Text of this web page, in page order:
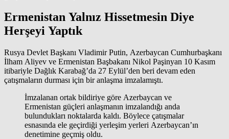
Ermenistan Yalnız Hissetmesin Diye
Herşeyi Yaptık
Rusya Devlet Başkanı Vladimir Putin, Azerbaycan Cumhurbaşkanı
İlham Aliyev ve Ermenistan Başbakanı Nikol Paşinyan 10 Kasım
itibariyle Dağlık Karabağ’da 27 Eylül’den beri devam eden
çatışmaların durması için bir anlaşma imzalamıştı.
İmzalanan ortak bildiriye göre Azerbaycan ve
Ermenistan güçleri anlaşmanın imzalandığı anda
bulundukları noktalarda kaldı. Böylece çatışmalar
esnasında ele geçirdiği yerleşim yerleri Azerbaycan’ın
denetimine geçmiş oldu.